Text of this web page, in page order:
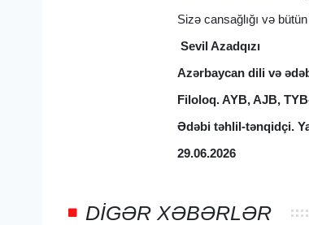
Sizə cansağlığı və
Sevil Azadqızı
Azərbaycan dili və
Filoloq. AYB, AJB,
Ədəbi təhlil-tənqidçi.
29.06.2026
DIGƏR XƏBƏRLƏR